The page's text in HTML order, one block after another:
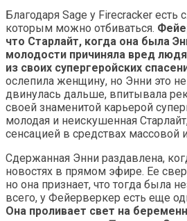
Благодаря Sage у Firecracker есть
которым можно отбиваться.
что Старлайт, когда она была
молодости причиняла вред
из своих супергеройских
ослепила женщину, но Энни это
двинулась дальше, впитывала
своей знаменитой карьерой
молодая и неискушенная
сенсацией в средствах массовой
Сдержанная Энни раздавлена,
новостях в прямом эфире. Ее
но она признает, что тогда была
всего, у Фейерверкер есть еще
Она проливает свет на